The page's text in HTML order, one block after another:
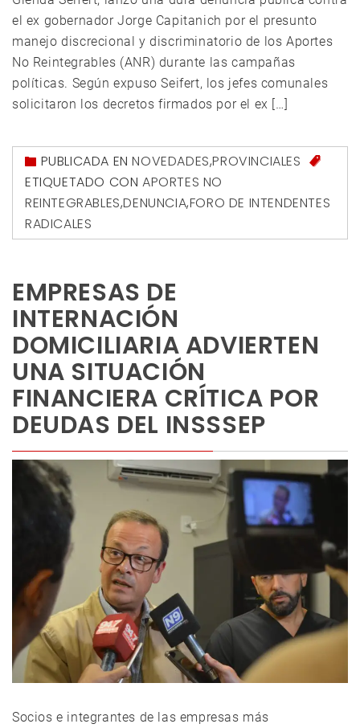
el ex gobernador Jorge Capitanich por el presunto
manejo discrecional y discriminatorio de los Aportes
No Reintegrables (ANR) durante las campañas
políticas. Según expuso Seifert, los jefes comunales
solicitaron los decretos firmados por el ex […]
PUBLICADA ENNOVEDADES,PROVINCIALES
ETIQUETADO CON APORTES NO
REINTEGRABLES,DENUNCIA,FORO DE INTENDENTES
RADICALES
EMPRESAS DE
INTERNACIÓN
DOMICILIARIA ADVIERTEN
UNA SITUACIÓN
FINANCIERA CRÍTICA POR
DEUDAS DEL INSSSEP
Socios e integrantes de las empresas más